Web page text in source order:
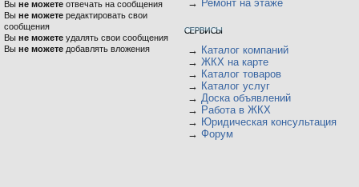
Вы не можете отвечать на сообщения
Вы не можете редактировать свои
сообщения
Вы не можете удалять свои сообщения
Вы не можете добавлять вложения
→ Ремонт на этаже
→ Каталог компаний
→ ЖКХ на карте
→ Каталог товаров
→ Каталог услуг
→ Доска объявлений
→ Работа в ЖКХ
→ Юридическая консультация
→ Форум